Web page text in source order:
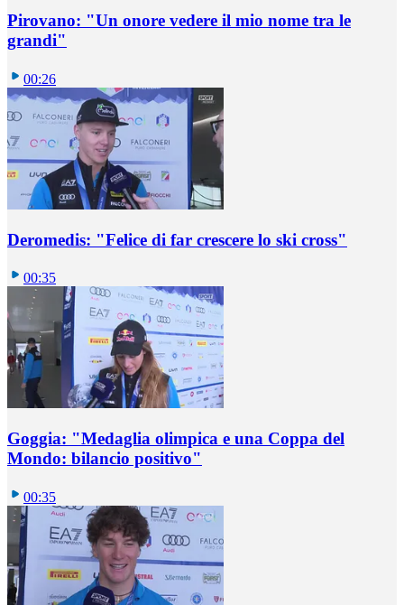
Pirovano: "Un onore vedere il mio nome tra le
grandi"
00:26
Deromedis: "Felice di far crescere lo ski cross"
00:35
Goggia: "Medaglia olimpica e una Coppa del
Mondo: bilancio positivo"
00:35